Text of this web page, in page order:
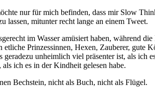
nur für mich befinden, dass mir Slow
lassen, mitunter recht lange an einem Tweet.
im Wasser amüsiert haben, während
Prinzessinnen, Hexen, Zauberer, gute
unheimlich viel präsenter ist, als ich
ich es in der Kindheit gelesen habe.
Bechstein, nicht als Buch, nicht als Flügel.